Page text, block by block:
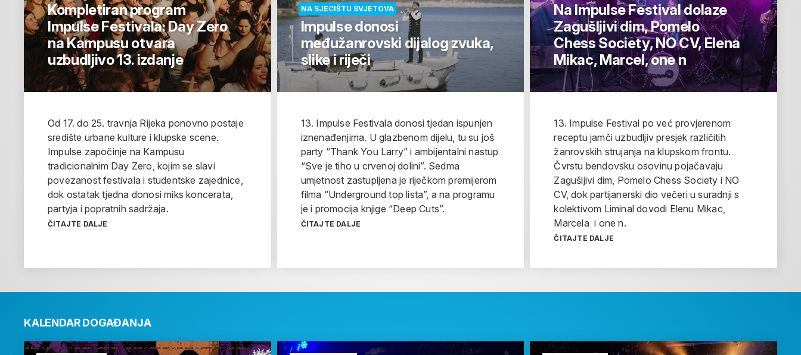
Kompletiran program
Impulse Festivala: Day Zero
na Kampusu otvara
uzbudljivo 13. izdanje
Od 17. do 25. travnja Rijeka ponovno postaje
središte urbane kulture i klupske scene.
Impulse započinje na Kampusu
tradicionalnim Day Zero, kojim se slavi
povezanost festivala i studentske zajednice,
dok ostatak tjedna donosi miks koncerata,
partyja i popratnih sadržaja.
ČITAJTE DALJE
NA SJECIŠTU SVJETOVA
Impulse donosi
međužanrovski dijalog zvuka,
slike i riječi
13. Impulse Festivala donosi tjedan ispunjen
iznenađenjima. U glazbenom dijelu, tu su još
party “Thank You Larry” i ambijentalni nastup
“Sve je tiho u crvenoj dolini”. Sedma
umjetnost zastupljena je riječkom premijerom
filma “Underground top lista”, a na programu
je i promocija knjige “Deep Cuts”.
ČITAJTE DALJE
Na Impulse Festival dolaze
Zagušljivi dim, Pomelo
Chess Society, NO CV, Elena
Mikac, Marcel, one n
13. Impulse Festival po već provjerenom
receptu jamči uzbudljiv presjek različitih
žanrovskih strujanja na klupskom frontu.
Čvrstu bendovsku osovinu pojačavaju
Zagušljivi dim, Pomelo Chess Society i NO
CV, dok partijanerski dio večeri u suradnji s
kolektivom Liminal dovodi Elenu Mikac,
Marcela i one n.
ČITAJTE DALJE
KALENDAR DOGAĐANJA